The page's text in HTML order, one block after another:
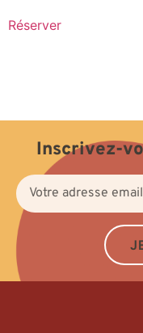
Réserver
Inscrivez-